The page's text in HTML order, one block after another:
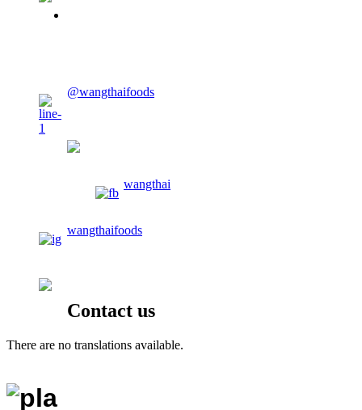
@wangthaifoods
wangthai
wangthaifoods
Contact us
There are no translations available.